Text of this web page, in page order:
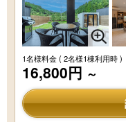
1名様料金( 2名様1棟利用時 )
16,800円 ～